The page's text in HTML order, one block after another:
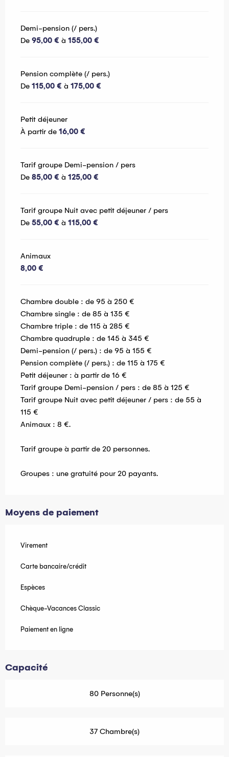
Demi-pension (/ pers.)
De 95,00 € à 155,00 €
Pension complète (/ pers.)
De 115,00 € à 175,00 €
Petit déjeuner
À partir de 16,00 €
Tarif groupe Demi-pension / pers
De 85,00 € à 125,00 €
Tarif groupe Nuit avec petit déjeuner / pers
De 55,00 € à 115,00 €
Animaux
8,00 €
Chambre double : de 95 à 250 €
Chambre single : de 85 à 135 €
Chambre triple : de 115 à 285 €
Chambre quadruple : de 145 à 345 €
Demi-pension (/ pers.) : de 95 à 155 €
Pension complète (/ pers.) : de 115 à 175 €
Petit déjeuner : à partir de 16 €
Tarif groupe Demi-pension / pers : de 85 à 125 €
Tarif groupe Nuit avec petit déjeuner / pers : de 55 à
115 €
Animaux : 8 €.
Tarif groupe à partir de 20 personnes.
Groupes : une gratuité pour 20 payants.
Moyens de paiement
Virement
Carte bancaire/crédit
Espèces
Chèque-Vacances Classic
Paiement en ligne
Capacité
80 Personne(s)
37 Chambre(s)